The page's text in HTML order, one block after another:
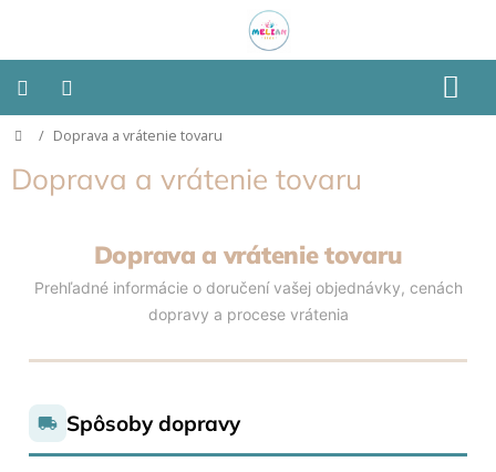
Montessori
Detská
pomôcky
podľa
Hračky
podľa
Domov
/ Doprava a vrátenie tovaru
Doprava a vrátenie tovaru
Doprava a vrátenie tovaru
Prehľadné informácie o doručení vašej objednávky, cenách
dopravy a procese vrátenia
Spôsoby dopravy